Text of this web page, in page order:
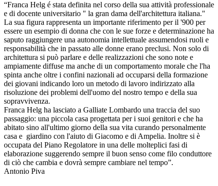
“Franca Helg é stata definita nel corso della sua attività professionale
e di docente universitario " la gran dama dell'architettura italiana."
La sua figura rappresenta un importante riferimento per il '900 per
essere un esempio di donna che con le sue forze e determinazione ha
saputo raggiungere una autonomia intellettuale assumendosi ruoli e
responsabilità che in passato alle donne erano preclusi. Non solo di
architettura si può parlare e delle realizzazioni che sono note e
ampiamente diffuse ma anche di un comportamento morale che l'ha
spinta anche oltre i confini nazionali ad occuparsi della formazione
dei giovani indicando loro un metodo di lavoro indirizzato alla
risoluzione dei problemi dell'uomo del nostro tempo e della sua
sopravvivenza.
Franca Helg ha lasciato a Galliate Lombardo una traccia del suo
passaggio: una piccola casa progettata per i suoi genitori e che ha
abitato sino all'ultimo giorno della sua vita curando personalmente
casa e giardino con l'aiuto di Giacomo e di Ampelia. Inoltre si è
occupata del Piano Regolatore in una delle molteplici fasi di
elaborazione suggerendo sempre il buon senso come filo conduttore
di ciò che cambia e dovrà sempre cambiare nel tempo”.
Antonio Piva